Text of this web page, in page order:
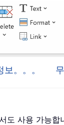
。。。
사용 가능합